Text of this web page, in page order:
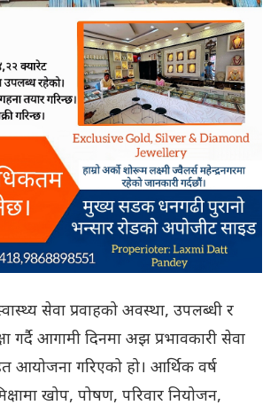
सेवा प्रवाहको अवस्था, उपलब्धी र
गर्दै आगामी दिनमा अझ प्रभावकारी सेवा
आयोजना गरिएको हो। आर्थिक वर्ष
खोप, पोषण, परिवार नियोजन,